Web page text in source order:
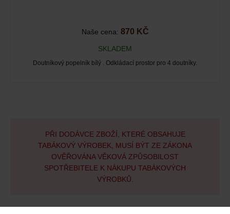
Naše cena: 870 KČ
SKLADEM
Doutníkový popelník bílý . Odkládací prostor pro 4 doutníky.
PŘI DODÁVCE ZBOŽÍ, KTERÉ OBSAHUJE
TABÁKOVÝ VÝROBEK, MUSÍ BÝT ZE ZÁKONA
OVĚŘOVÁNA VĚKOVÁ ZPŮSOBILOST
SPOTŘEBITELE K NÁKUPU TABÁKOVÝCH
VÝROBKŮ.